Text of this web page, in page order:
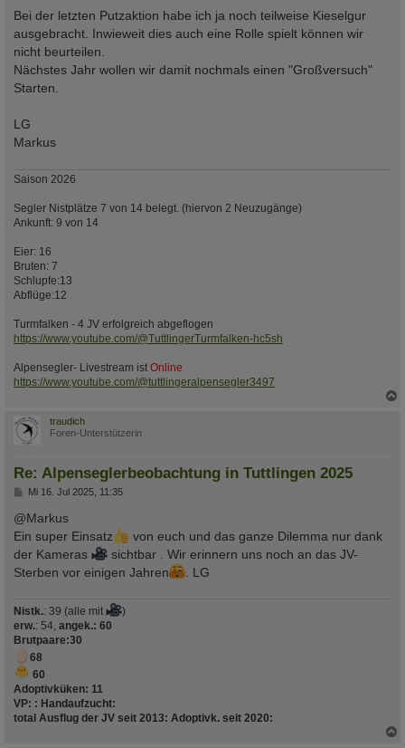
Bei der letzten Putzaktion habe ich ja noch teilweise Kieselgur
ausgebracht. Inwieweit dies auch eine Rolle spielt können wir
nicht beurteilen.
Nächstes Jahr wollen wir damit nochmals einen "Großversuch"
Starten.
LG
Markus
Saison 2026
Segler Nistplätze 7 von 14 belegt. (hiervon 2 Neuzugänge)
Ankunft: 9 von 14
Eier: 16
Bruten: 7
Schlupfe:13
Abflüge:12
Turmfalken - 4 JV erfolgreich abgeflogen
https://www.youtube.com/@TuttlingerTurmfalken-hc5sh
Alpensegler- Livestream ist Online
https://www.youtube.com/@tuttlingeralpensegler3497
traudich
Foren-Unterstützerin
Re: Alpenseglerbeobachtung in Tuttlingen 2025
B
i
r
g
Mi 16. Jul 2025, 11:35
@Markus
Ein super Einsatz
von euch und das ganze Dilemma nur dank
der Kameras
sichtbar . Wir erinnern uns noch an das JV-
Sterben vor einigen Jahren
. LG
Nistk.: 39 (alle mit
)
erw.: 54, angek.: 60
Brutpaare:30
68
60
Adoptivküken: 11
VP: : Handaufzucht:
total Ausflug der JV seit 2013: Adoptivk. seit 2020: